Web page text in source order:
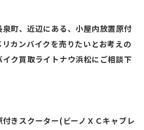
町、近辺にある、小屋内放置原付
カンバイクを売りたいとお考えの
ク買取ライトナウ浜松にご相談下
きスクーター(ビーノＸＣキャブレ